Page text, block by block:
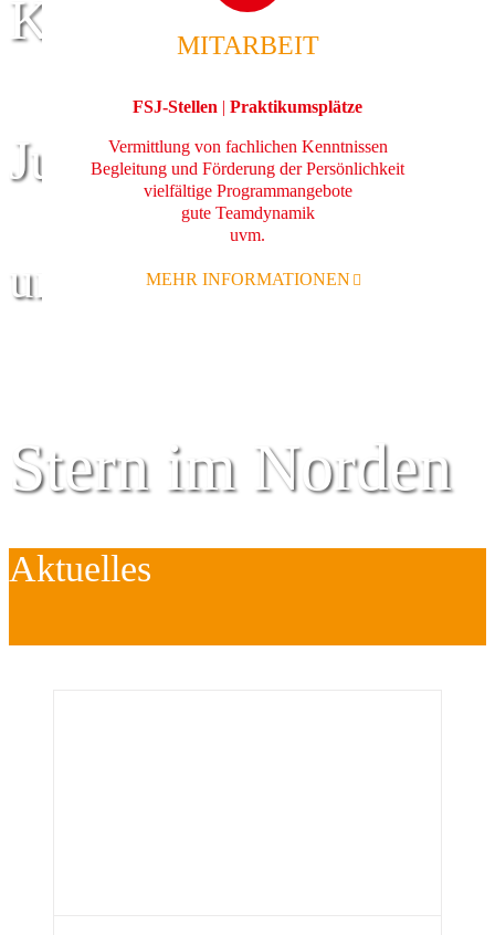
Kinder
Jugend
und Familie
Stern im Norden
Zentrum für
MITARBEIT
FSJ-Stellen | Praktikumsplätze
Vermittlung von fachlichen Kenntnissen
Begleitung und Förderung der Persönlichkeit
vielfältige Programmangebote
gute Teamdynamik
uvm.
MEHR INFORMATIONEN
Aktuelles